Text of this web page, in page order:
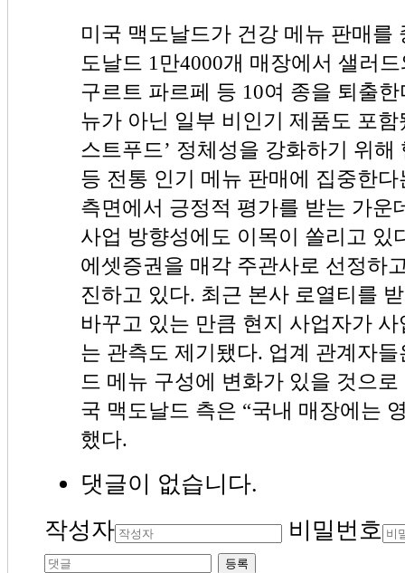
미국 맥도날드가 건강 메뉴 판매를
도날드 1만4000개 매장에서 샐러
구르트 파르페 등 10여 종을 퇴출
뉴가 아닌 일부 비인기 제품도 포
스트푸드’ 정체성을 강화하기 위
등 전통 인기 메뉴 판매에 집중한
측면에서 긍정적 평가를 받는 가운
사업 방향성에도 이목이 쏠리고 있
에셋증권을 매각 주관사로 선정하
진하고 있다. 최근 본사 로열티를
바꾸고 있는 만큼 현지 사업자가
는 관측도 제기됐다. 업계 관계자
드 메뉴 구성에 변화가 있을 것으
국 맥도날드 측은 “국내 매장에는
했다.
댓글이 없습니다.
작성자
비밀번호
등록